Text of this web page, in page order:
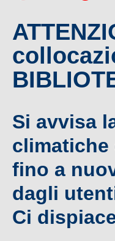
Si avvisa
climatiche
fino a
dagli
Ci